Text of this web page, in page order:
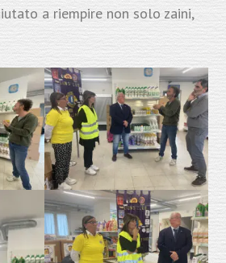
a riempire non solo zaini,